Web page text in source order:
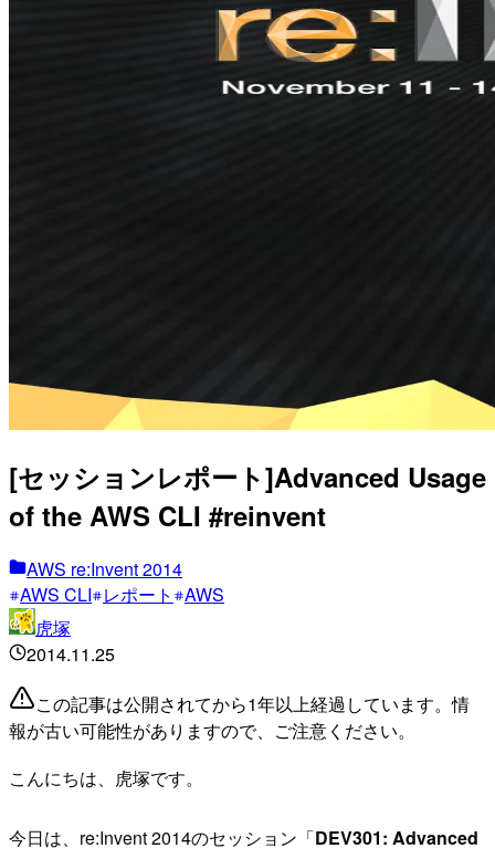
[セッションレポート]Advanced Usage
of the AWS CLI #reinvent
AWS re:Invent 2014
AWS CLI レポート
AWS
虎塚
2014.11.25
この記事は公開されてから1年以上経過しています。情
報が古い可能性がありますので、ご注意ください。
こんにちは、虎塚です。
今日は、re:Invent 2014のセッション「DEV301: Advanced